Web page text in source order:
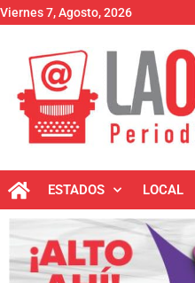
Viernes 7, Agosto, 2026
ESTADOS LOCAL